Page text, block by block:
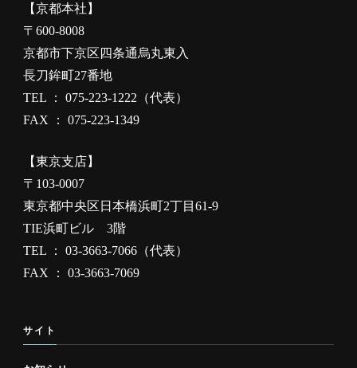
【京都本社】
〒600-8008
京都市下京区四条通烏丸東入
長刀鉾町27番地
TEL ： 075-223-1222（代表）
FAX ： 075-223-1349
【東京支店】
〒103-0007
東京都中央区日本橋浜町2丁目61-9
TIE浜町ビル 3階
TEL ： 03-3663-7066（代表）
FAX ： 03-3663-7069
サイト